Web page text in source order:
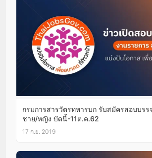
กรมการสารวัตรทหารบก รับสมัครสอบบร
ชาย/หญิง บัดนี้-11ต.ค.62
17 ก.ย. 2019